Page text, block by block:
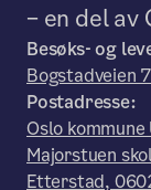
– en del av
Besøks- og
Bogstadveien
Postadresse:
Oslo
Majorstuen
Etterstad,